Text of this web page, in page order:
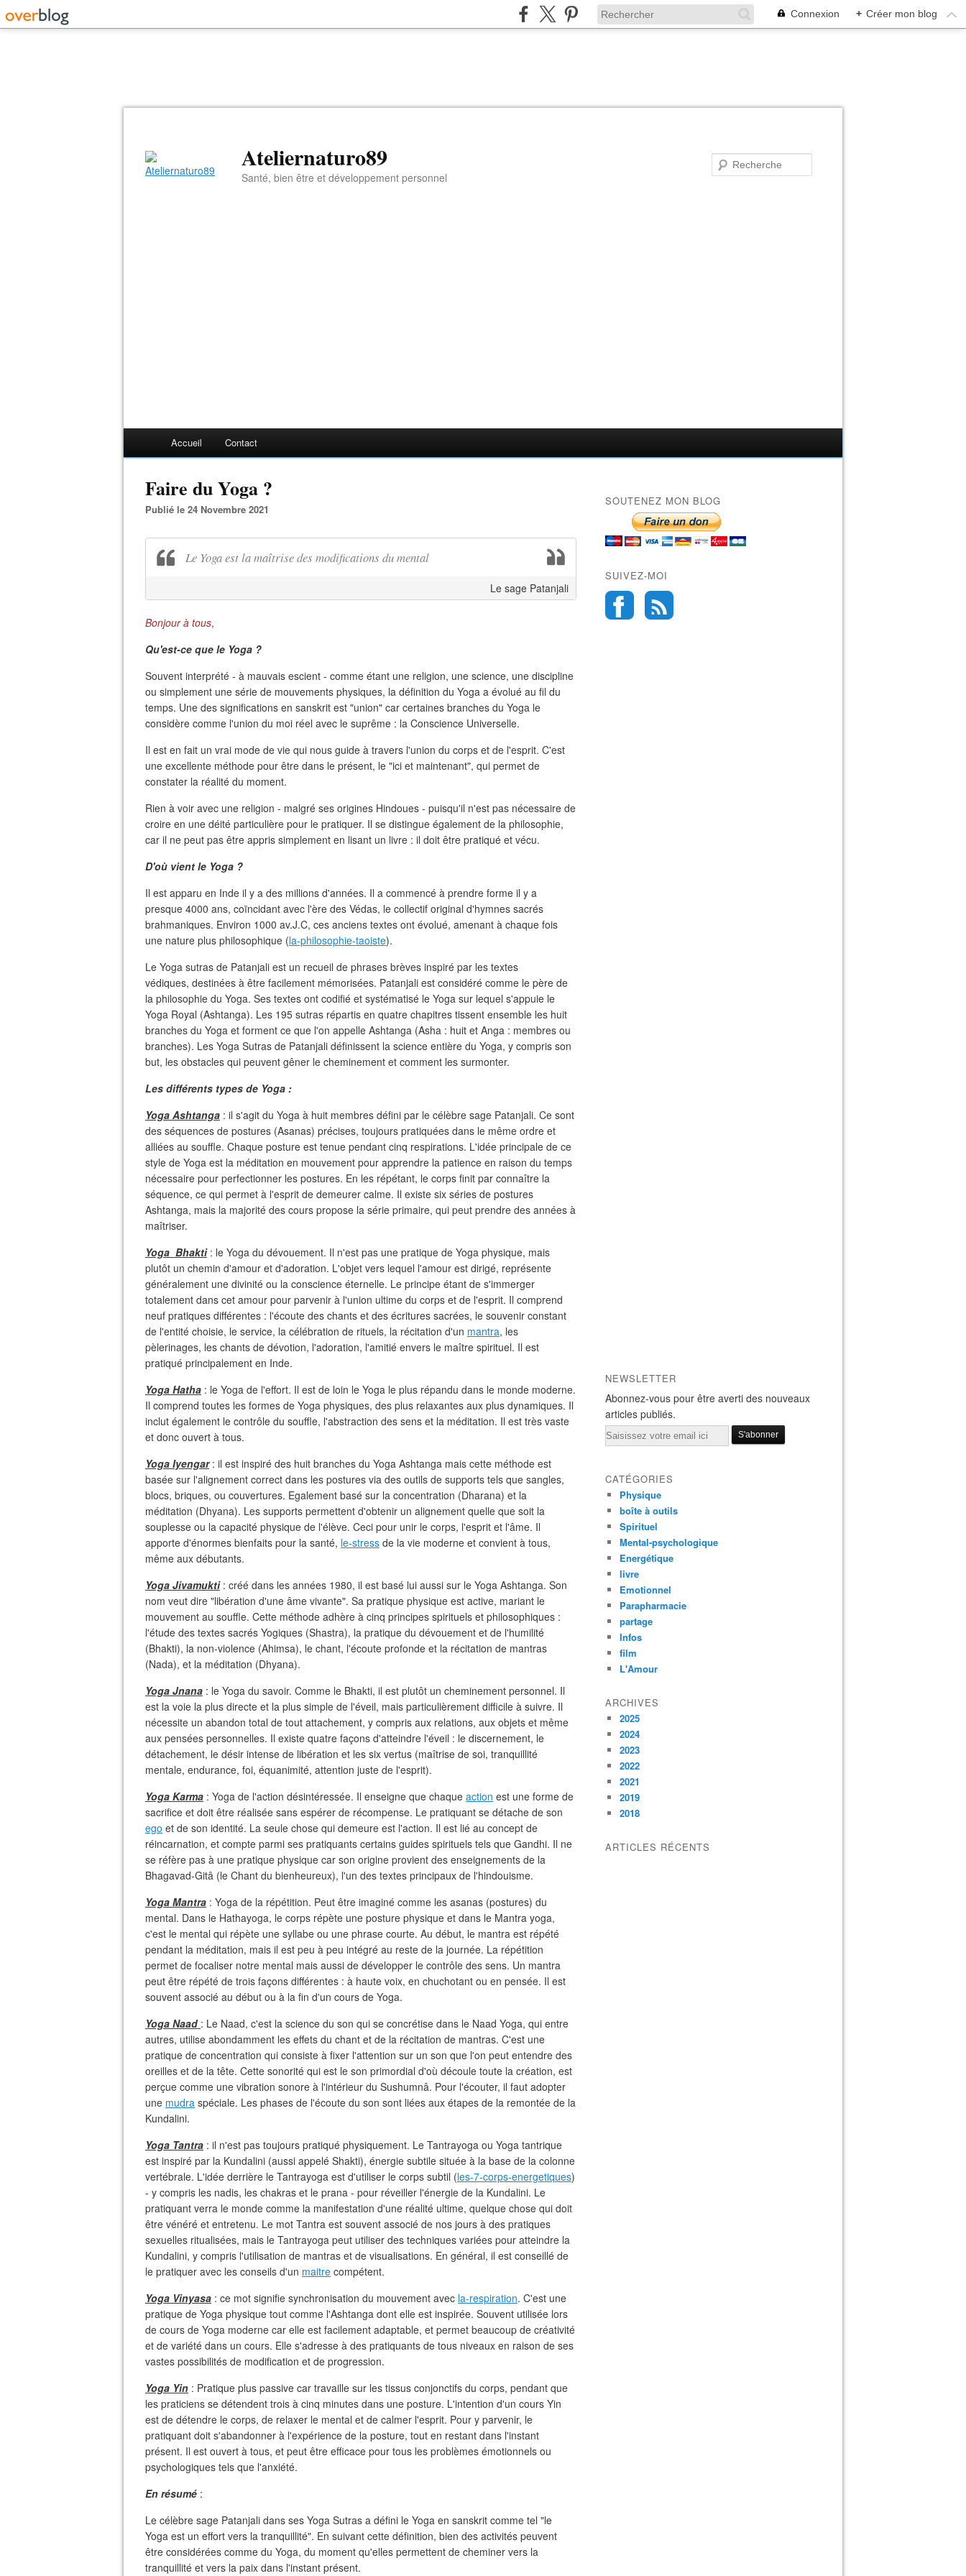
Connexion + Créer mon blog
Ateliernaturo89
Santé, bien être et développement personnel
Accueil Contact
Faire du Yoga ?
Publié le 24 Novembre 2021
Le Yoga est la maîtrise des modifications du mental
Le sage Patanjali
Bonjour à tous,
Qu'est-ce que le Yoga ?
Souvent interprété - à mauvais escient - comme étant une religion, une science, une discipline
ou simplement une série de mouvements physiques, la définition du Yoga a évolué au fil du
temps. Une des significations en sanskrit est "union" car certaines branches du Yoga le
considère comme l'union du moi réel avec le suprême : la Conscience Universelle.
Il est en fait un vrai mode de vie qui nous guide à travers l'union du corps et de l'esprit. C'est
une excellente méthode pour être dans le présent, le "ici et maintenant", qui permet de
constater la réalité du moment.
Rien à voir avec une religion - malgré ses origines Hindoues - puisqu'il n'est pas nécessaire de
croire en une déité particulière pour le pratiquer. Il se distingue également de la philosophie,
car il ne peut pas être appris simplement en lisant un livre : il doit être pratiqué et vécu.
D'où vient le Yoga ?
Il est apparu en Inde il y a des millions d'années. Il a commencé à prendre forme il y a
presque 4000 ans, coïncidant avec l'ère des Védas, le collectif original d'hymnes sacrés
brahmaniques. Environ 1000 av.J.C, ces anciens textes ont évolué, amenant à chaque fois
une nature plus philosophique (la-philosophie-taoiste).
Le Yoga sutras de Patanjali est un recueil de phrases brèves inspiré par les textes
védiques, destinées à être facilement mémorisées. Patanjali est considéré comme le père de
la philosophie du Yoga. Ses textes ont codifié et systématisé le Yoga sur lequel s'appuie le
Yoga Royal (Ashtanga). Les 195 sutras répartis en quatre chapitres tissent ensemble les huit
branches du Yoga et forment ce que l'on appelle Ashtanga (Asha : huit et Anga : membres ou
branches). Les Yoga Sutras de Patanjali définissent la science entière du Yoga, y compris son
but, les obstacles qui peuvent gêner le cheminement et comment les surmonter.
Les différents types de Yoga :
Yoga Ashtanga : il s'agit du Yoga à huit membres défini par le célèbre sage Patanjali. Ce sont
des séquences de postures (Asanas) précises, toujours pratiquées dans le même ordre et
alliées au souffle. Chaque posture est tenue pendant cinq respirations. L'idée principale de ce
style de Yoga est la méditation en mouvement pour apprendre la patience en raison du temps
nécessaire pour perfectionner les postures. En les répétant, le corps finit par connaître la
séquence, ce qui permet à l'esprit de demeurer calme. Il existe six séries de postures
Ashtanga, mais la majorité des cours propose la série primaire, qui peut prendre des années à
maîtriser.
Yoga Bhakti: le Yoga du dévouement. Il n'est pas une pratique de Yoga physique, mais
plutôt un chemin d'amour et d'adoration. L'objet vers lequel l'amour est dirigé, représente
généralement une divinité ou la conscience éternelle. Le principe étant de s'immerger
totalement dans cet amour pour parvenir à l'union ultime du corps et de l'esprit. Il comprend
neuf pratiques différentes : l'écoute des chants et des écritures sacrées, le souvenir constant
de l'entité choisie, le service, la célébration de rituels, la récitation d'un mantra, les
pèlerinages, les chants de dévotion, l'adoration, l'amitié envers le maître spirituel. Il est
pratiqué principalement en Inde.
Yoga Hatha : le Yoga de l'effort. Il est de loin le Yoga le plus répandu dans le monde moderne.
Il comprend toutes les formes de Yoga physiques, des plus relaxantes aux plus dynamiques. Il
inclut également le contrôle du souffle, l'abstraction des sens et la méditation. Il est très vaste
et donc ouvert à tous.
Yoga Iyengar: il est inspiré des huit branches du Yoga Ashtanga mais cette méthode est
basée sur l'alignement correct dans les postures via des outils de supports tels que sangles,
blocs, briques, ou couvertures. Egalement basé sur la concentration (Dharana) et la
méditation (Dhyana). Les supports permettent d'obtenir un alignement quelle que soit la
souplesse ou la capacité physique de l'élève. Ceci pour unir le corps, l'esprit et l'âme. Il
apporte d'énormes bienfaits pour la santé, le-stress de la vie moderne et convient à tous,
même aux débutants.
Yoga Jivamukti: créé dans les années 1980, il est basé lui aussi sur le Yoga Ashtanga. Son
nom veut dire "libération d'une âme vivante". Sa pratique physique est active, mariant le
mouvement au souffle. Cette méthode adhère à cinq principes spirituels et philosophiques :
l'étude des textes sacrés Yogiques (Shastra), la pratique du dévouement et de l'humilité
(Bhakti), la non-violence (Ahimsa), le chant, l'écoute profonde et la récitation de mantras
(Nada), et la méditation (Dhyana).
Yoga Jnana : le Yoga du savoir. Comme le Bhakti, il est plutôt un cheminement personnel. Il
est la voie la plus directe et la plus simple de l'éveil, mais particulièrement difficile à suivre. Il
nécessite un abandon total de tout attachement, y compris aux relations, aux objets et même
aux pensées personnelles. Il existe quatre façons d'atteindre l'éveil : le discernement, le
détachement, le désir intense de libération et les six vertus (maîtrise de soi, tranquillité
mentale, endurance, foi, équanimité, attention juste de l'esprit).
Yoga Karma : Yoga de l'action désintéressée. Il enseigne que chaque action est une forme de
sacrifice et doit être réalisée sans espérer de récompense. Le pratiquant se détache de son
ego et de son identité. La seule chose qui demeure est l'action. Il est lié au concept de
réincarnation, et compte parmi ses pratiquants certains guides spirituels tels que Gandhi. Il ne
se réfère pas à une pratique physique car son origine provient des enseignements de la
Bhagavad-Gitâ (le Chant du bienheureux), l'un des textes principaux de l'hindouisme.
Yoga Mantra : Yoga de la répétition. Peut être imaginé comme les asanas (postures) du
mental. Dans le Hathayoga, le corps répète une posture physique et dans le Mantra yoga,
c'est le mental qui répète une syllabe ou une phrase courte. Au début, le mantra est répété
pendant la méditation, mais il est peu à peu intégré au reste de la journée. La répétition
permet de focaliser notre mental mais aussi de développer le contrôle des sens. Un mantra
peut être répété de trois façons différentes : à haute voix, en chuchotant ou en pensée. Il est
souvent associé au début ou à la fin d'un cours de Yoga.
Yoga Naad : Le Naad, c'est la science du son qui se concrétise dans le Naad Yoga, qui entre
autres, utilise abondamment les effets du chant et de la récitation de mantras. C'est une
pratique de concentration qui consiste à fixer l'attention sur un son que l'on peut entendre des
oreilles et de la tête. Cette sonorité qui est le son primordial d'où découle toute la création, est
perçue comme une vibration sonore à l'intérieur du Sushumnâ. Pour l'écouter, il faut adopter
une mudra spéciale. Les phases de l'écoute du son sont liées aux étapes de la remontée de la
Kundalini.
Yoga Tantra : il n'est pas toujours pratiqué physiquement. Le Tantrayoga ou Yoga tantrique
est inspiré par la Kundalini (aussi appelé Shakti), énergie subtile située à la base de la colonne
vertébrale. L'idée derrière le Tantrayoga est d'utiliser le corps subtil (les-7-corps-energetiques)
- y compris les nadis, les chakras et le prana - pour réveiller l'énergie de la Kundalini. Le
pratiquant verra le monde comme la manifestation d'une réalité ultime, quelque chose qui doit
être vénéré et entretenu. Le mot Tantra est souvent associé de nos jours à des pratiques
sexuelles ritualisées, mais le Tantrayoga peut utiliser des techniques variées pour atteindre la
Kundalini, y compris l'utilisation de mantras et de visualisations. En général, il est conseillé de
le pratiquer avec les conseils d'un maitre compétent.
Yoga Vinyasa : ce mot signifie synchronisation du mouvement avec la-respiration. C'est une
pratique de Yoga physique tout comme l'Ashtanga dont elle est inspirée. Souvent utilisée lors
de cours de Yoga moderne car elle est facilement adaptable, et permet beaucoup de créativité
et de variété dans un cours. Elle s'adresse à des pratiquants de tous niveaux en raison de ses
vastes possibilités de modification et de progression.
Yoga Yin : Pratique plus passive car travaille sur les tissus conjonctifs du corps, pendant que
les praticiens se détendent trois à cinq minutes dans une posture. L'intention d'un cours Yin
est de détendre le corps, de relaxer le mental et de calmer l'esprit. Pour y parvenir, le
pratiquant doit s'abandonner à l'expérience de la posture, tout en restant dans l'instant
présent. Il est ouvert à tous, et peut être efficace pour tous les problèmes émotionnels ou
psychologiques tels que l'anxiété.
En résumé :
Le célèbre sage Patanjali dans ses Yoga Sutras a défini le Yoga en sanskrit comme tel "le
Yoga est un effort vers la tranquillité". En suivant cette définition, bien des activités peuvent
être considérées comme du Yoga, du moment qu'elles permettent de cheminer vers la
tranquillité et vers la paix dans l'instant présent.
SOUTENEZ MON BLOG
SUIVEZ-MOI
NEWSLETTER
Abonnez-vous pour être averti des nouveaux
articles publiés.
Email
CATÉGORIES
Physique
boîte à outils
Spirituel
Mental-psychologique
Energétique
livre
Emotionnel
Parapharmacie
partage
Infos
film
L'Amour
ARCHIVES
2025
2024
2023
2022
2021
2019
2018
ARTICLES RÉCENTS